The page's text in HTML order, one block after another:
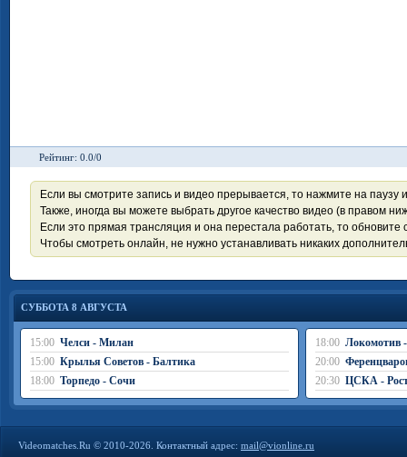
Рейтинг: 0.0/0
Если вы смотрите запись и видео прерывается, то нажмите на паузу
Также, иногда вы можете выбрать другое качество видео (в правом
Если это прямая трансляция и она перестала работать, то обновите
Чтобы смотреть онлайн, не нужно устанавливать никаких
СУББОТА 8 АВГУСТА
15:00 Челси - Милан
15:00 Крылья Советов - Балтика
18:00 Торпедо - Сочи
18:00 Локомотив
20:00
20:30 ЦСКА -
Videomatches.Ru © 2010-2026. Контактный адрес: mail@vionline.ru